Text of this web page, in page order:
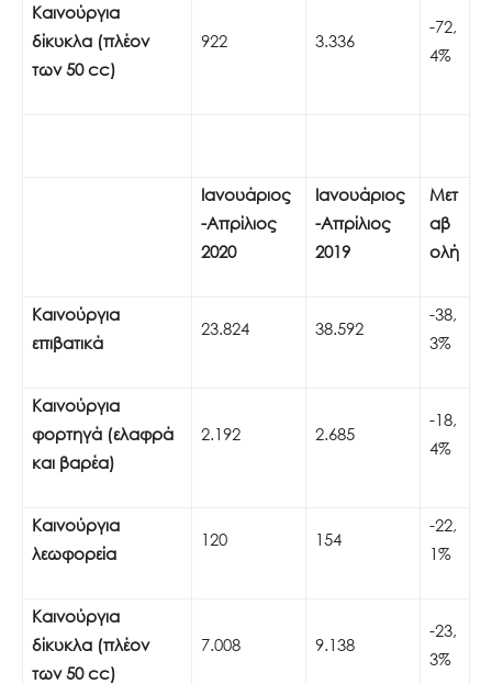
Καινούργια
δίκυκλα (πλέον
των 50cc)
922 3.336
-72,
4%
Ιανουάριος
-Απρίλιος
2020
Ιανουάριος
-Απρίλιος
2019
Μετ
αβ
ολή
Καινούργια
επιβατικά
23.824 38.592
-38,
3%
Καινούργια
φορτηγά (ελαφρά
και βαρέα)
2.192 2.685
-18,
4%
Καινούργια
λεωφορεία
120 154
-22,
1%
Καινούργια
δίκυκλα (πλέον
των 50cc)
7.008 9.138
-23,
3%